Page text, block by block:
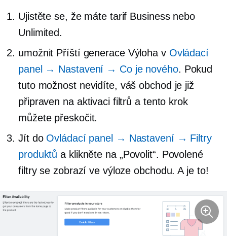
Ujistěte se, že máte tarif Business nebo
Unlimited.
umožnit Příští generaceVýloha v Ovládací
panel → Nastavení → Co je nového. Pokud
tuto možnost nevidíte, váš obchod je již
připraven na aktivaci filtrů a tento krok
můžete přeskočit.
Jít do Ovládací panel → Nastavení → Filtry
produktů a klikněte na „Povolit“. Povolené
filtry se zobrazí ve výloze obchodu. A je to!